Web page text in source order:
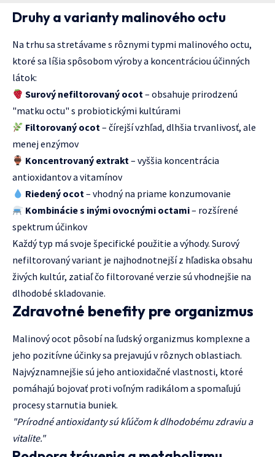
Druhy a varianty malinového octu
Na trhu sa stretávame s rôznymi typmi malinového octu,
ktoré sa líšia spôsobom výroby a koncentráciou účinných
látok:
Surový nefiltorovaný ocot– obsahuje prirodzenú
"matku octu" s probiotickými kultúrami
Filtorovaný ocot– čírejší vzhľad, dlhšia trvanlivosť, ale
menej enzýmov
Koncentrovaný extrakt– vyššia koncentrácia
antioxidantov a vitamínov
Riedený ocot– vhodný na priame konzumovanie
Kombinácie s inými ovocnými octami– rozšírené
spektrum účinkov
Každý typ má svoje špecifické použitie a výhody. Surový
nefiltorovaný variant je najhodnotnejší z hľadiska obsahu
živých kultúr, zatiaľ čo filtorované verzie sú vhodnejšie na
dlhodobé skladovanie.
Zdravotné benefity pre organizmus
Malinový ocot pôsobí na ľudský organizmus komplexne a
jeho pozitívne účinky sa prejavujú v rôznych oblastiach.
Najvýznamnejšie sú jeho antioxidačné vlastnosti, ktoré
pomáhajú bojovať proti voľným radikálom a spomaľujú
procesy starnutia buniek.
"Prírodné antioxidanty sú kľúčom k dlhodobému zdraviu a
vitalite."